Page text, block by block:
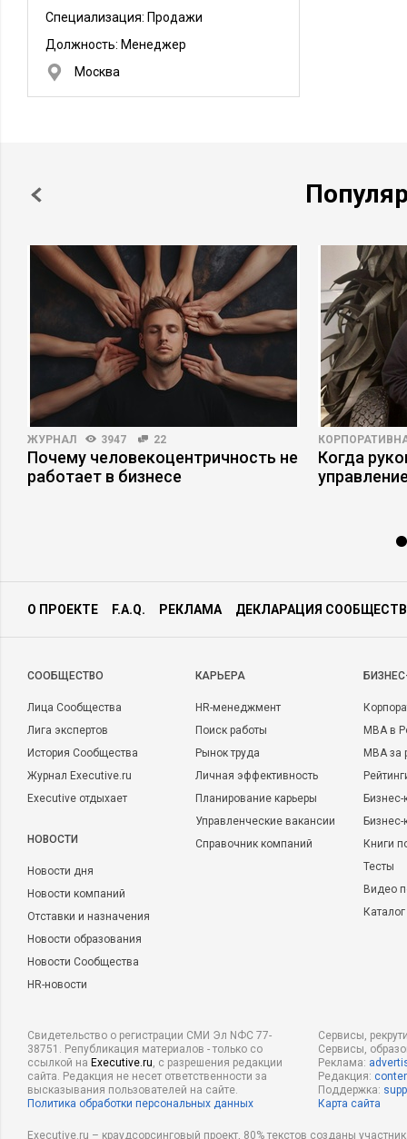
Специализация: Продажи
Должность: Менеджер
Москва
ЖУРНАЛ 3947 22
Почему человекоцентричность не
работает в бизнесе
Когда
О ПРОЕКТЕ F.A.Q. РЕКЛАМА ДЕКЛАРАЦИЯ
CООБЩЕСТВО
Лица Сообщества
Лига экспертов
История Сообщества
Журнал Executive.ru
Executive отдыхает
НОВОСТИ
Новости дня
Новости компаний
Отставки и назначения
Новости образования
Новости Сообщества
HR-новости
КАРЬЕРА
HR-менеджмент
Поиск работы
Рынок труда
Личная эффективность
Планирование карьеры
Управленческие вакансии
Справочник компаний
MBA в
MBA
Бизнес-
Книги
Тесты
Видео
Свидетельство о регистрации СМИ Эл NФС 77-
38751. Републикация материалов - только со
ссылкой на Executive.ru, с разрешения редакции
сайта. Редакция не несет ответственности за
высказывания пользователей на сайте.
Политика обработки персональных данных
Сервисы,
Сервисы,
Реклама:
Редакция:
Поддержка:
Карта сайта
Executive.ru – краудсорсинговый проект, 80% текстов созданы